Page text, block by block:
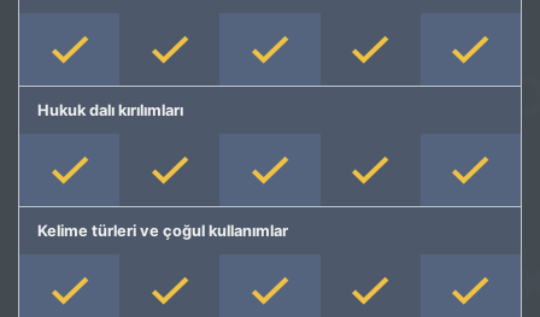
Hukuk dalı kırılımları
Kelime türleri ve çoğul kullanımlar